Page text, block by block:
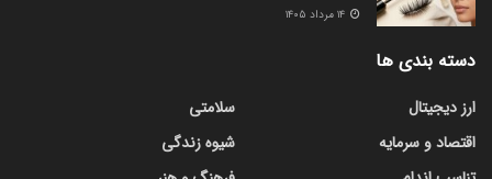
دسته بندی ها
ارز دیجیتال
اقتصاد و سرمایه
سلامتی
شیوه زندگی